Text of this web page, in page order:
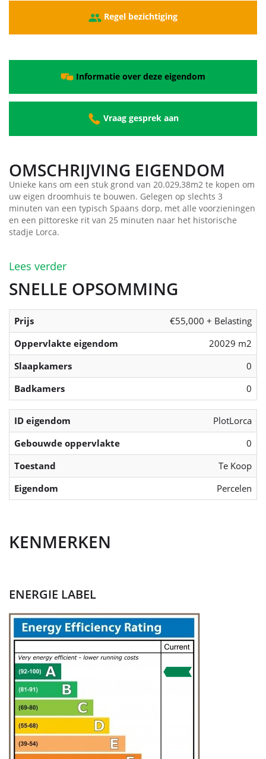
Regel bezichtiging
Informatie over deze eigendom
Vraag gesprek aan
OMSCHRIJVING EIGENDOM
Unieke kans om een stuk grond van 20.029,38m2 te kopen om
uw eigen droomhuis te bouwen. Gelegen op slechts 3
minuten van een typisch Spaans dorp, met alle voorzieningen
en een pittoreske rit van 25 minuten naar het historische
stadje Lorca.
Lees verder
SNELLE OPSOMMING
Prijs
€55,000 + Belasting
Oppervlakte eigendom
20029 m2
Slaapkamers
0
Badkamers
0
ID eigendom
PlotLorca
Gebouwde oppervlakte
0
Toestand
Te Koop
Eigendom
Percelen
KENMERKEN
ENERGIE LABEL